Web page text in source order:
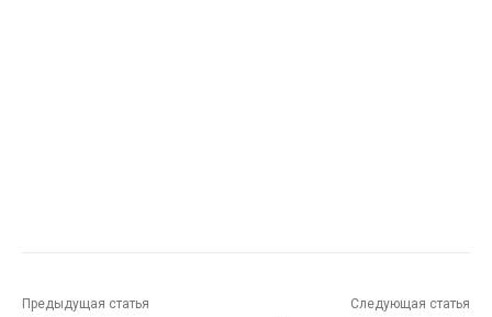
Предыдущая статья Следующая статья